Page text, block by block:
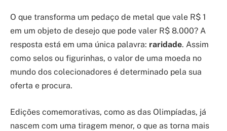
O que transforma um pedaço de metal que vale R$ 1
em um objeto de desejo que pode valer R$ 8.000? A
resposta está em uma única palavra: raridade. Assim
como selos ou figurinhas, o valor de uma moeda no
mundo dos colecionadores é determinado pela sua
oferta e procura.
Edições comemorativas, como as das Olimpíadas, já
nascem com uma tiragem menor, o que as torna mais